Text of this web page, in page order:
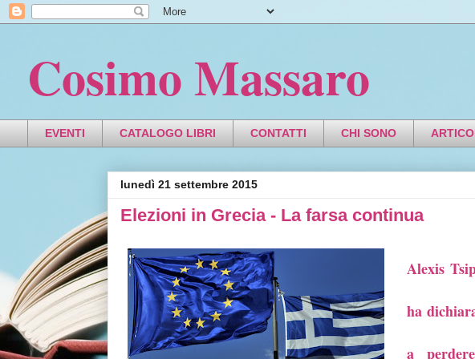
Cosimo Massaro
EVENTI CATALOGO LIBRI CONTATTI CHI SONO
lunedì 21 settembre 2015
Elezioni in Grecia - La farsa continua
Alexis
ha
a perdere